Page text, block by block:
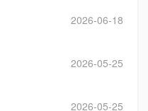
2026-06-18
2026-05-25
2026-05-25